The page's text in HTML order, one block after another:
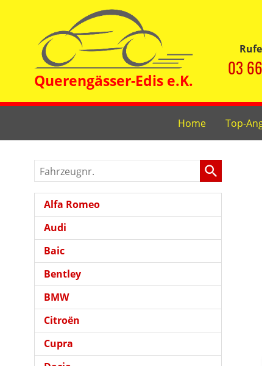
03
Home Top-
Fahrzeugnr.
Alfa Romeo
Audi
Baic
Bentley
BMW
Citroën
Cupra